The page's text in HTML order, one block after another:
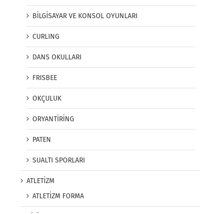
BİLGİSAYAR VE KONSOL OYUNLARI
CURLING
DANS OKULLARI
FRISBEE
OKÇULUK
ORYANTİRİNG
PATEN
SUALTI SPORLARI
ATLETİZM
ATLETİZM FORMA